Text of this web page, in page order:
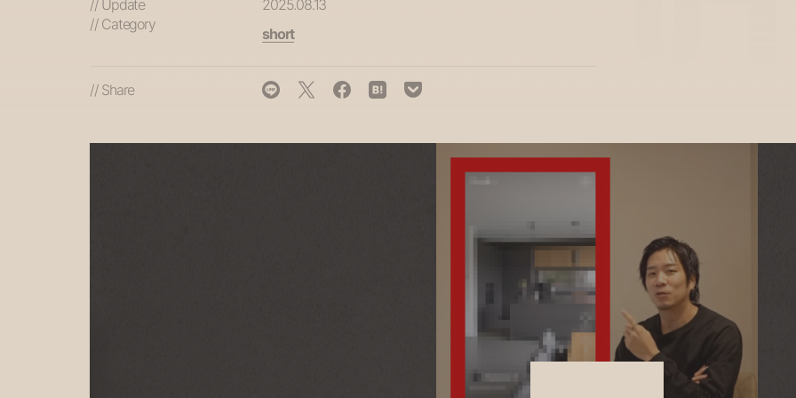
// Update
2025.08.13
// Category
short
// Share